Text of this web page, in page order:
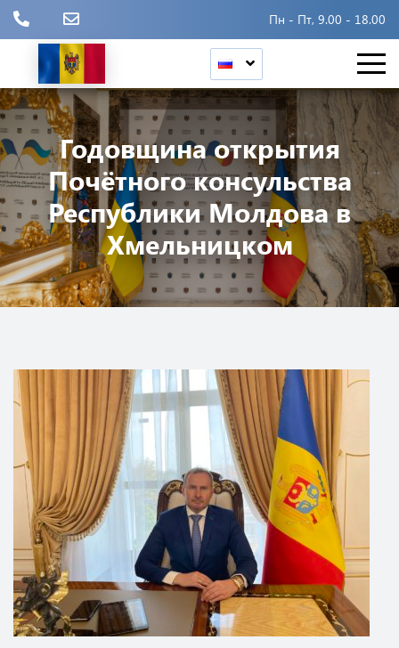
Пн - Пт, 9.00 - 18.00
Годовщина открытия
Почётного консульства
Республики Молдова в
Хмельницком